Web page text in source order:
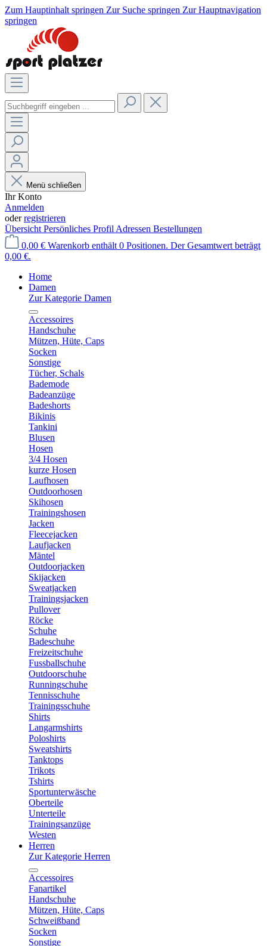
Zum Hauptinhalt springen Zur Suche springen Zur Hauptnavigation
springen
Menü schließen
Ihr Konto
Anmelden
oderregistrieren
Übersicht Persönliches Profil Adressen Bestellungen
0,00 € Warenkorb enthält 0 Positionen. Der Gesamtwert beträgt
0,00 €.
Home
Damen
Zur Kategorie Damen
Accessoires
Handschuhe
Mützen, Hüte, Caps
Socken
Sonstige
Tücher, Schals
Bademode
Badeanzüge
Badeshorts
Bikinis
Tankini
Blusen
Hosen
3/4 Hosen
kurze Hosen
Laufhosen
Outdoorhosen
Skihosen
Trainingshosen
Jacken
Fleecejacken
Laufjacken
Mäntel
Outdoorjacken
Skijacken
Sweatjacken
Trainingsjacken
Pullover
Röcke
Schuhe
Badeschuhe
Freizeitschuhe
Fussballschuhe
Outdoorschuhe
Runningschuhe
Tennisschuhe
Trainingsschuhe
Shirts
Langarmshirts
Poloshirts
Sweatshirts
Tanktops
Trikots
Tshirts
Sportunterwäsche
Oberteile
Unterteile
Trainingsanzüge
Westen
Herren
Zur Kategorie Herren
Accessoires
Fanartikel
Handschuhe
Mützen, Hüte, Caps
Schweißband
Socken
Sonstige